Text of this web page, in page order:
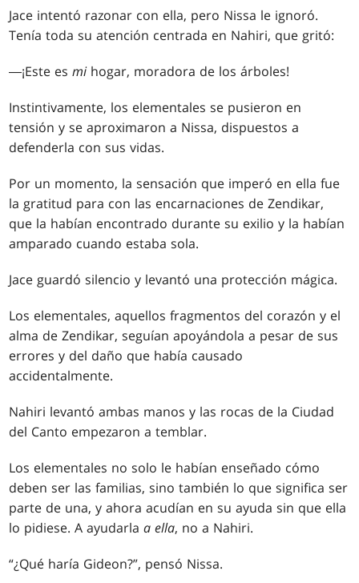
Jace intentó razonar con ella, pero Nissa le ignoró.
Tenía toda su atención centrada en Nahiri, que gritó:
―¡Este esmi hogar, moradora de los árboles!
Instintivamente, los elementales se pusieron en
tensión y se aproximaron a Nissa, dispuestos a
defenderla con sus vidas.
Por un momento, la sensación que imperó en ella fue
la gratitud para con las encarnaciones de Zendikar,
que la habían encontrado durante su exilio y la habían
amparado cuando estaba sola.
Jace guardó silencio y levantó una protección mágica.
Los elementales, aquellos fragmentos del corazón y el
alma de Zendikar, seguían apoyándola a pesar de sus
errores y del daño que había causado
accidentalmente.
Nahiri levantó ambas manos y las rocas de la Ciudad
del Canto empezaron a temblar.
Los elementales no solo le habían enseñado cómo
deben ser las familias, sino también lo que significa ser
parte de una, y ahora acudían en su ayuda sin que ella
lo pidiese. A ayudarlaa ella, no a Nahiri.
“¿Qué haría Gideon?”, pensó Nissa.